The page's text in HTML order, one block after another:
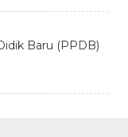
Baru (PPDB)